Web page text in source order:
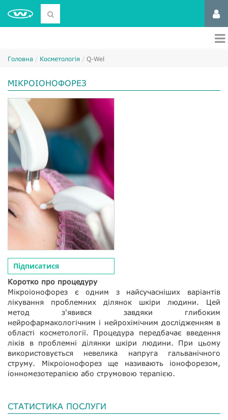
Головна Косметологія Q-Wel
МІКРОІОНОФОРЕЗ
Підписатися
Коротко про процедуру
Мікроіонофорез є одним з найсучасніших варіантів
лікування проблемних ділянок шкіри людини. Цей
метод з'явився завдяки глибоким
нейрофармакологічним і нейрохімічним дослідженням в
області косметології. Процедура передбачає введення
ліків в проблемні ділянки шкіри людини. При цьому
використовується невелика напруга гальванічного
струму. Мікроіонофорез ще називають іонофорезом,
іонномезотерапією або струмовою терапією.
СТАТИСТИКА ПОСЛУГИ